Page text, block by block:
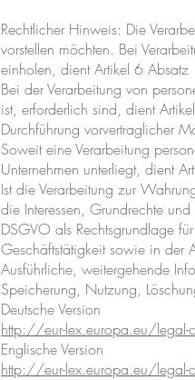
Rechtlicher Hinweis: Die
vorstellen möchten. Bei
einholen, dient Artikel 6 Absatz
Bei der Verarbeitung von
ist, erforderlich sind, dient
Durchführung vorvertraglicher
Soweit eine Verarbeitung
Unternehmen unterliegt, dient
Ist die Verarbeitung zur
die Interessen, Grundrechte
DSGVO als Rechtsgrundlage
Geschäftstätigkeit sowie in der
Ausführliche, weitergehende
Speicherung, Nutzung,
Deutsche Version
http://eur-lex.europa.eu/legal-
Englische Version
http://eur-lex.europa.eu/